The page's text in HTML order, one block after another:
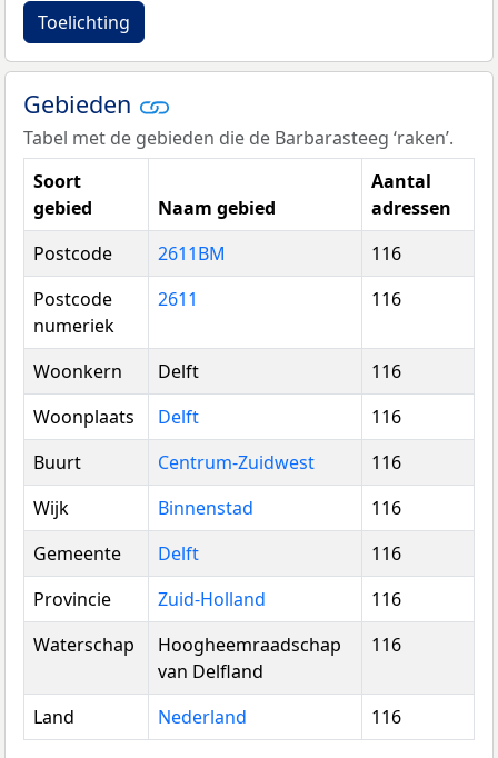
Toelichting
Gebieden
Tabel met de gebieden die de Barbarasteeg ‘raken’.
Soort
gebied
Naam gebied
Aantal
adressen
Postcode
2611BM
116
Postcode
numeriek
2611 116
Woonkern Delft
116
Woonplaats
Delft
116
Buurt
Centrum-Zuidwest
116
Wijk
Binnenstad
116
Gemeente
Delft
116
Provincie
Zuid-Holland
116
Waterschap
Hoogheemraadschap
van Delfland
116
Land Nederland 116